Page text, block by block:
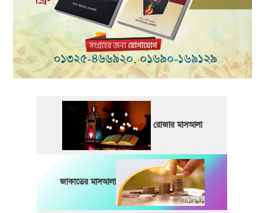
রোজার মাসআলা
জাকাতের মাসআলা